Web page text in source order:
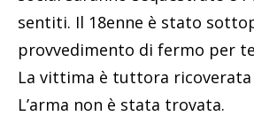
sentiti. Il 18enne è stato
provvedimento di fermo per
La vittima è tuttora ricoverata
L’arma non è stata trovata.